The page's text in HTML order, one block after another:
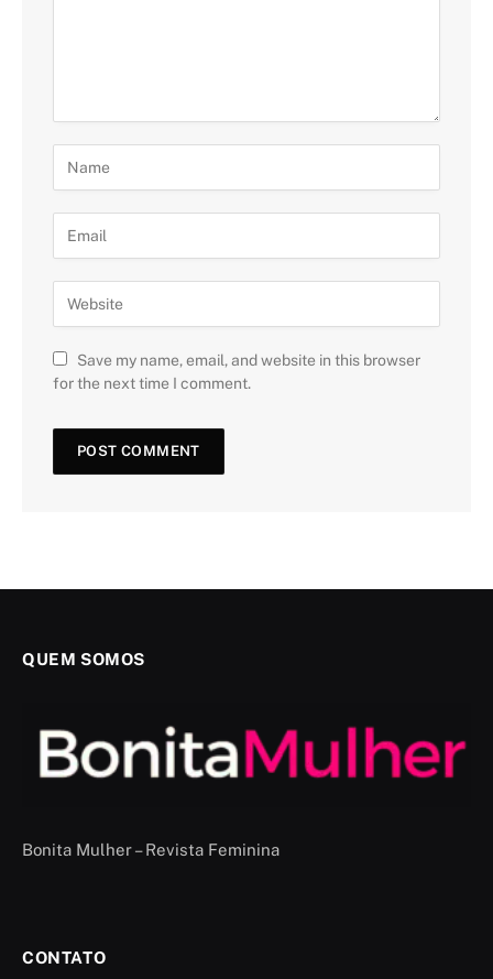
Save my name, email, and website in this browser
for the next time I comment.
QUEM SOMOS
Bonita Mulher – Revista Feminina
CONTATO